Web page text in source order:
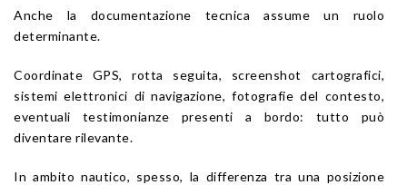
Anche la documentazione tecnica assume un ruolo
determinante.
Coordinate GPS, rotta seguita, screenshot cartografici,
sistemi elettronici di navigazione, fotografie del contesto,
eventuali testimonianze presenti a bordo: tutto può
diventare rilevante.
In ambito nautico, spesso, la differenza tra una posizione